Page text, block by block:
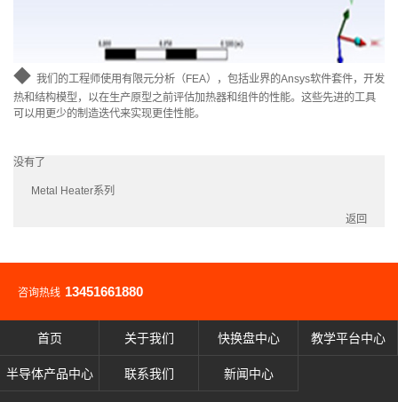
◆ 我们的工程师使用有限元分析（FEA），包括业界的Ansys软件套件，开发
热和结构模型，以在生产原型之前评估加热器和组件的性能。这些先进的工具
可以用更少的制造迭代来实现更佳性能。
没有了
Metal Heater系列
返回
咨询热线 13451661880
首页 关于我们 快换盘中心 教学平台中心
半导体产品中心 联系我们 新闻中心